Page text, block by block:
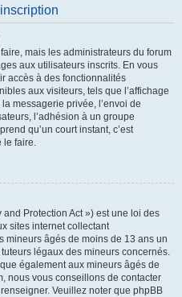
mais les administrateurs du forum
aux utilisateurs inscrits. En vous
accès à des fonctionnalités
aux visiteurs, tels que l’affichage
messagerie privée, l’envoi de
l’adhésion à un groupe
qu’un court instant, c’est
le faire.
Protection Act ») est une loi des
sites internet collectant
mineurs âgés de moins de 13 ans un
légaux des mineurs concernés.
également aux mineurs âgés de
nous vous conseillons de contacter
Veuillez noter que phpBB